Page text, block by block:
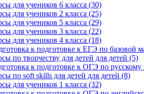
для учеников 6 класса (30)
для учеников 2 класса (25)
для учеников 5 класса (29)
для учеников 3 класса (22)
для учеников 4 класса (18)
к подготовке к ЕГЭ по базовой
по творчеству для детей для детей (5)
к подготовке к ОГЭ по русскому
по soft skills для детей для детей (8)
для учеников 1 класса (32)